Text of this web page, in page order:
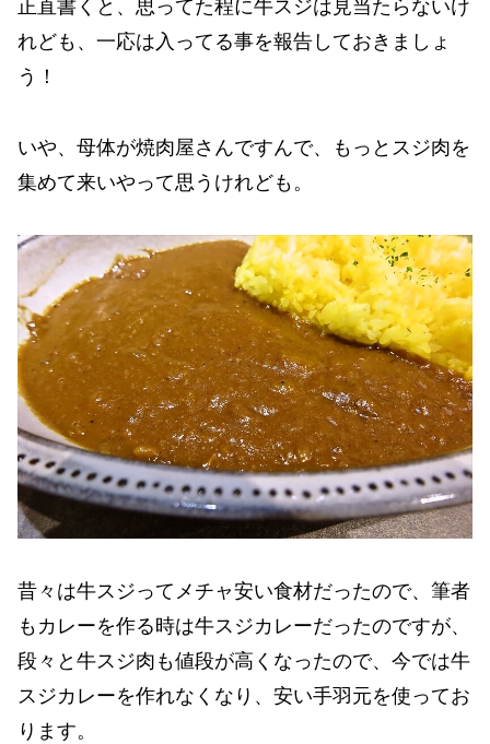
正直書くと、思ってた程に牛スジは見当たらないけ
れども、一応は入ってる事を報告しておきましょ
う！
いや、母体が焼肉屋さんですんで、もっとスジ肉を
集めて来いやって思うけれども。
昔々は牛スジってメチャ安い食材だったので、筆者
もカレーを作る時は牛スジカレーだったのですが、
段々と牛スジ肉も値段が高くなったので、今では牛
スジカレーを作れなくなり、安い手羽元を使ってお
ります。